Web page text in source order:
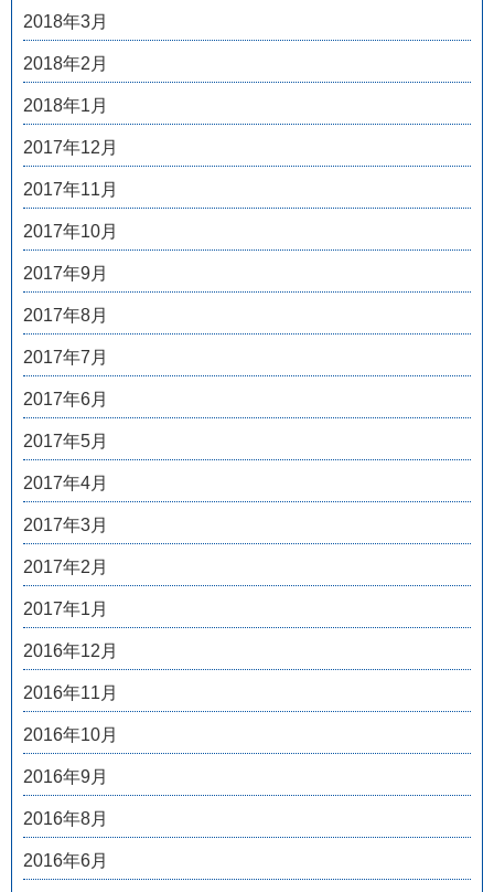
2018年3月
2018年2月
2018年1月
2017年12月
2017年11月
2017年10月
2017年9月
2017年8月
2017年7月
2017年6月
2017年5月
2017年4月
2017年3月
2017年2月
2017年1月
2016年12月
2016年11月
2016年10月
2016年9月
2016年8月
2016年6月